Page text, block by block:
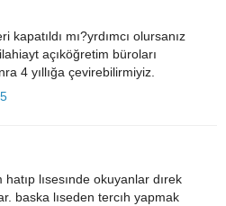
kapatıldı mı?yrdımcı olursanız
açıköğretim büroları
4 yıllığa çevirebilirmiyiz.
hatıp lısesınde okuyanlar dırek
baska lıseden tercıh yapmak